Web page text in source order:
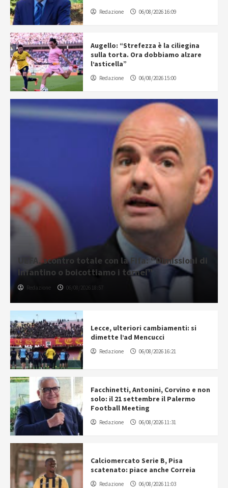
Redazione 06/08/2026 16:09
Augello: “Strefezza è la ciliegina
sulla torta. Ora dobbiamo alzare
l’asticella”
Redazione 06/08/2026 15:00
UEFA, scontro totale con la Fifa: “Dimissioni di
Infantino o boicottiamo i tornei”
Redazione 06/08/2026 18:57
Lecce, ulteriori cambiamenti: si
dimette l’ad Mencucci
Redazione 06/08/2026 16:21
Facchinetti, Antonini, Corvino e non
solo: il 21 settembre il Palermo
Football Meeting
Redazione 06/08/2026 11:31
Calciomercato Serie B, Pisa
scatenato: piace anche Correia
Redazione 06/08/2026 11:03